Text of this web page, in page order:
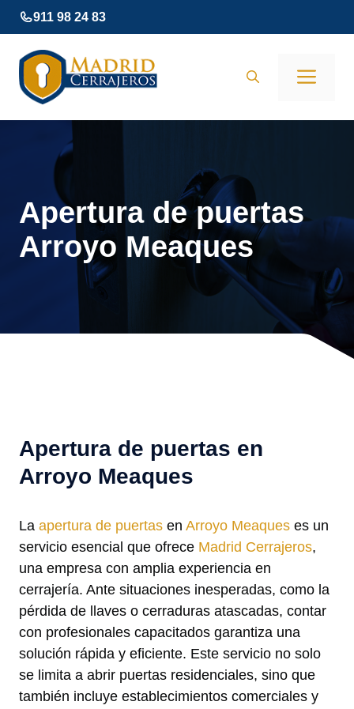
Saltar
al
contenido
911 98 24 83
Apertura de puertas
Arroyo Meaques
Apertura de puertas en
Arroyo Meaques
La apertura de puertas en Arroyo Meaques es un
servicio esencial que ofrece Madrid Cerrajeros,
una empresa con amplia experiencia en
cerrajería. Ante situaciones inesperadas, como la
pérdida de llaves o cerraduras atascadas, contar
con profesionales capacitados garantiza una
solución rápida y eficiente. Este servicio no solo
se limita a abrir puertas residenciales, sino que
también incluye establecimientos comerciales y